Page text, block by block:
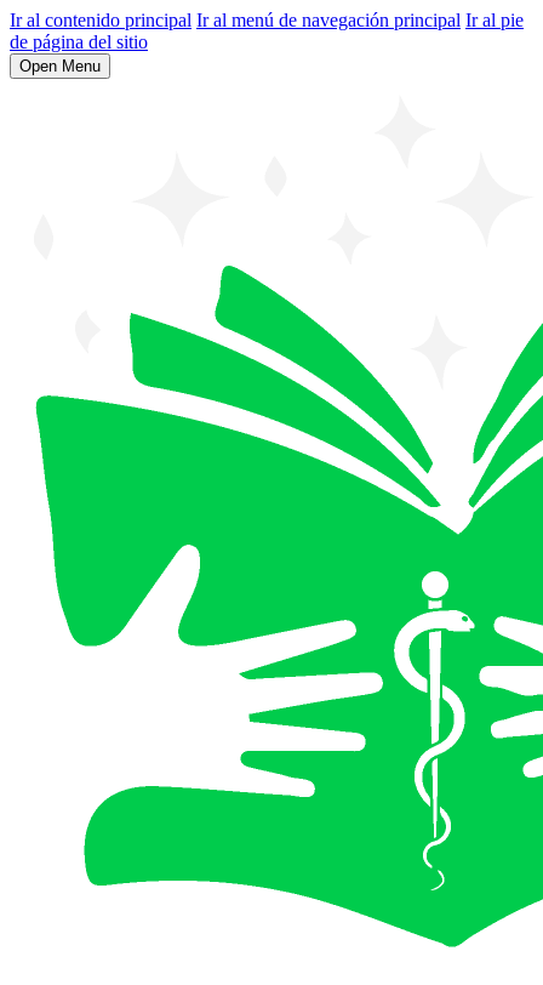
Ir al contenido principal Ir al menú de navegación principal Ir al pie
de página del sitio
Open Menu